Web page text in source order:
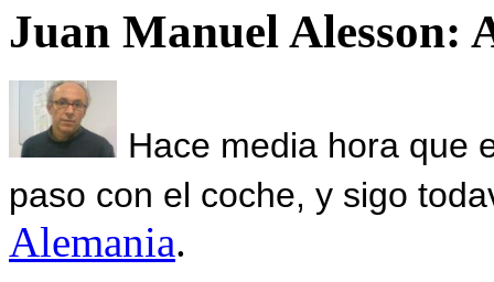
Juan Manuel Alesson:
Hace media hora que
paso con el coche, y sigo
Alemania.